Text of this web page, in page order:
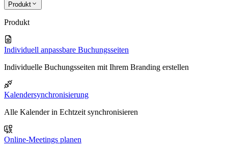
Produkt
Produkt
Individuell anpassbare Buchungsseiten
Individuelle Buchungsseiten mit Ihrem Branding erstellen
Kalendersynchronisierung
Alle Kalender in Echtzeit synchronisieren
Online-Meetings planen